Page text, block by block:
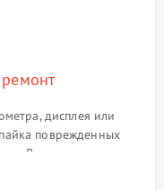
дисплея или
поврежденных
Восстановление
элементов